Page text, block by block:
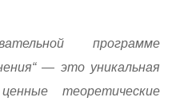
программе
— это уникальная
теоретические